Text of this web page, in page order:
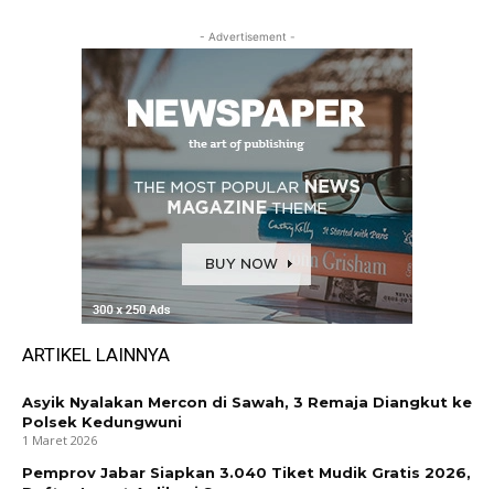
- Advertisement -
ARTIKEL LAINNYA
Asyik Nyalakan Mercon di Sawah, 3 Remaja Diangkut ke
Polsek Kedungwuni
1 Maret 2026
Pemprov Jabar Siapkan 3.040 Tiket Mudik Gratis 2026,